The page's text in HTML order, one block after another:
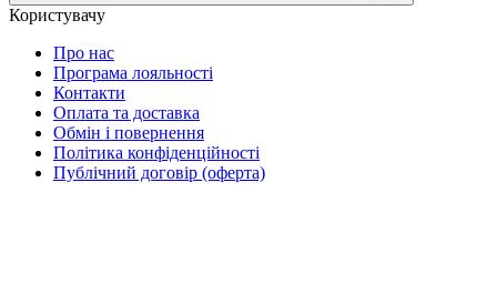
Користувачу
Про нас
Програма лояльності
Контакти
Оплата та доставка
Обмін і повернення
Політика конфіденційності
Публічний договір (оферта)